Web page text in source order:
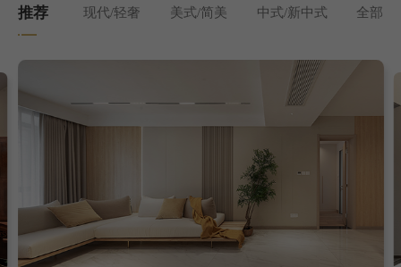
推荐 现代/轻奢 美式/简美 中式/新中式 全部